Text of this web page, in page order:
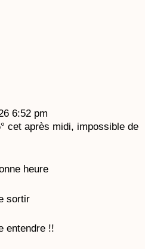
6:52 pm
cet après midi, impossible de
heure
sortir
entendre !!